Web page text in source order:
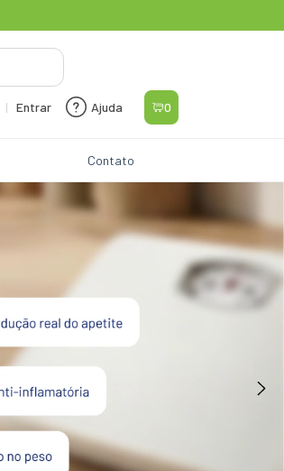
| Entrar Ajuda 0
Contato